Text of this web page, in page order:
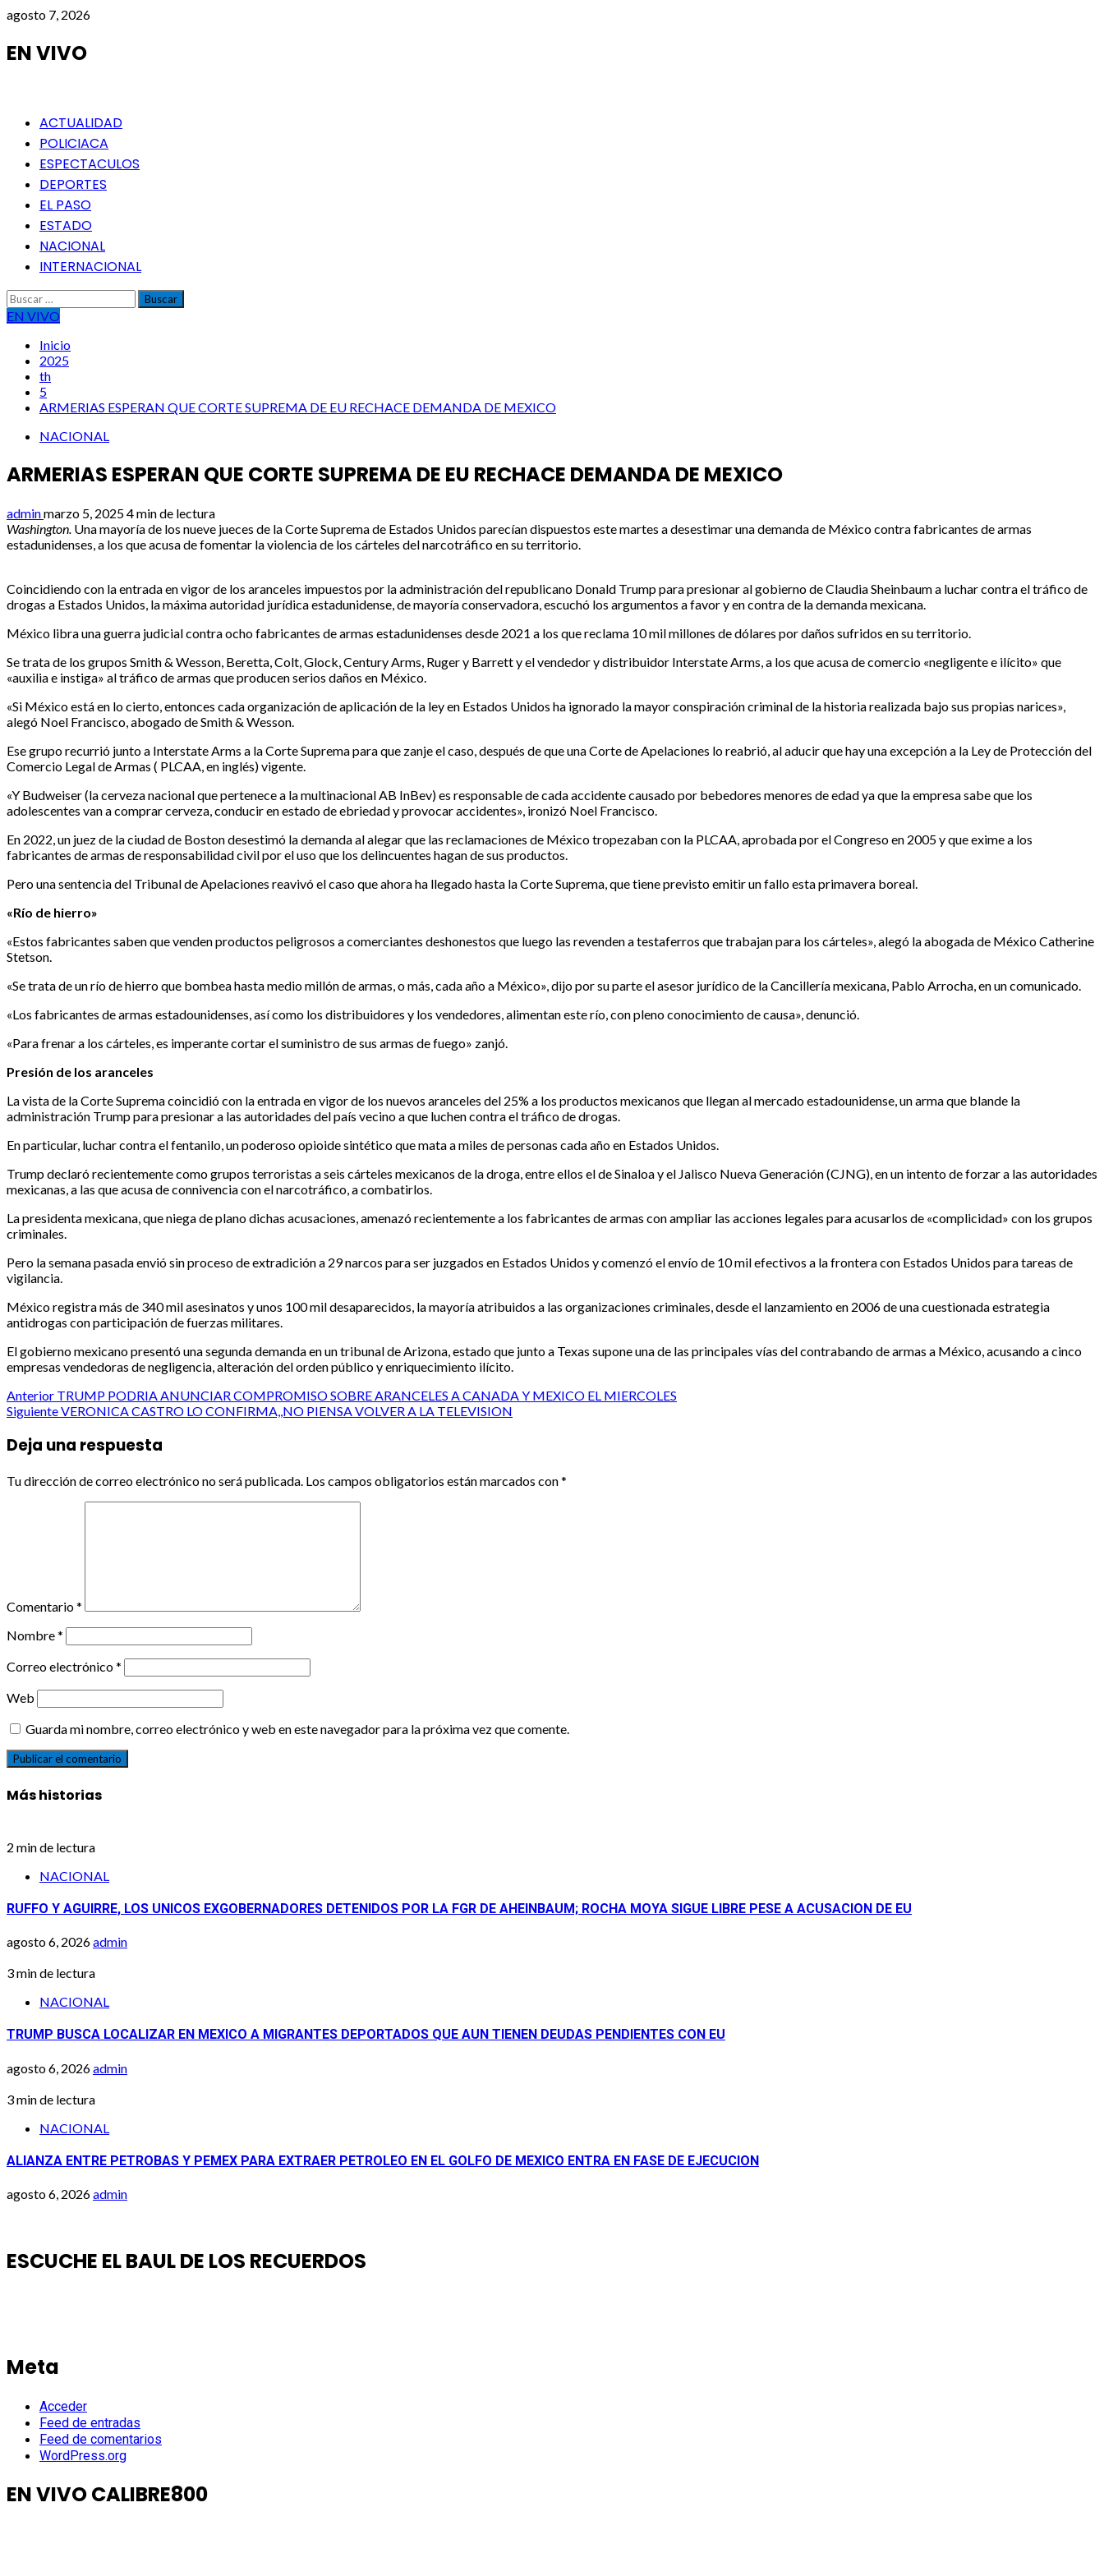
Saltar
contenido
agosto 7, 2026
EN VIVO
Menú
principal
ACTUALIDAD
POLICIACA
ESPECTACULOS
DEPORTES
EL PASO
ESTADO
NACIONAL
INTERNACIONAL
Buscar:
EN VIVO
Inicio
2025
th
5
ARMERIAS ESPERAN QUE CORTE SUPREMA DE EU RECHACE DEMANDA DE MEXICO
NACIONAL
ARMERIAS ESPERAN QUE CORTE SUPREMA DE EU RECHACE DEMANDA DE MEXICO
adminmarzo 5, 20254 min de lectura
Washington. Una mayoría de los nueve jueces de la Corte Suprema de Estados Unidos parecían dispuestos este martes a desestimar una demanda de México contra fabricantes de armas
estadunidenses, a los que acusa de fomentar la violencia de los cárteles del narcotráfico en su territorio.
Coincidiendo con la entrada en vigor de los aranceles impuestos por la administración del republicano Donald Trump para presionar al gobierno de Claudia Sheinbaum a luchar contra el tráfico de
drogas a Estados Unidos, la máxima autoridad jurídica estadunidense, de mayoría conservadora, escuchó los argumentos a favor y en contra de la demanda mexicana.
México libra una guerra judicial contra ocho fabricantes de armas estadunidenses desde 2021 a los que reclama 10 mil millones de dólares por daños sufridos en su territorio.
Se trata de los grupos Smith & Wesson, Beretta, Colt, Glock, Century Arms, Ruger y Barrett y el vendedor y distribuidor Interstate Arms, a los que acusa de comercio «negligente e ilícito» que
«auxilia e instiga» al tráfico de armas que producen serios daños en México.
«Si México está en lo cierto, entonces cada organización de aplicación de la ley en Estados Unidos ha ignorado la mayor conspiración criminal de la historia realizada bajo sus propias narices»,
alegó Noel Francisco, abogado de Smith & Wesson.
Ese grupo recurrió junto a Interstate Arms a la Corte Suprema para que zanje el caso, después de que una Corte de Apelaciones lo reabrió, al aducir que hay una excepción a la Ley de Protección del
Comercio Legal de Armas ( PLCAA, en inglés) vigente.
«Y Budweiser (la cerveza nacional que pertenece a la multinacional AB InBev) es responsable de cada accidente causado por bebedores menores de edad ya que la empresa sabe que los
adolescentes van a comprar cerveza, conducir en estado de ebriedad y provocar accidentes», ironizó Noel Francisco.
En 2022, un juez de la ciudad de Boston desestimó la demanda al alegar que las reclamaciones de México tropezaban con la PLCAA, aprobada por el Congreso en 2005 y que exime a los
fabricantes de armas de responsabilidad civil por el uso que los delincuentes hagan de sus productos.
Pero una sentencia del Tribunal de Apelaciones reavivó el caso que ahora ha llegado hasta la Corte Suprema, que tiene previsto emitir un fallo esta primavera boreal.
«Río de hierro»
«Estos fabricantes saben que venden productos peligrosos a comerciantes deshonestos que luego las revenden a testaferros que trabajan para los cárteles», alegó la abogada de México Catherine
Stetson.
«Se trata de un río de hierro que bombea hasta medio millón de armas, o más, cada año a México», dijo por su parte el asesor jurídico de la Cancillería mexicana, Pablo Arrocha, en un comunicado.
«Los fabricantes de armas estadounidenses, así como los distribuidores y los vendedores, alimentan este río, con pleno conocimiento de causa», denunció.
«Para frenar a los cárteles, es imperante cortar el suministro de sus armas de fuego» zanjó.
Presión de los aranceles
La vista de la Corte Suprema coincidió con la entrada en vigor de los nuevos aranceles del 25% a los productos mexicanos que llegan al mercado estadounidense, un arma que blande la
administración Trump para presionar a las autoridades del país vecino a que luchen contra el tráfico de drogas.
En particular, luchar contra el fentanilo, un poderoso opioide sintético que mata a miles de personas cada año en Estados Unidos.
Trump declaró recientemente como grupos terroristas a seis cárteles mexicanos de la droga, entre ellos el de Sinaloa y el Jalisco Nueva Generación (CJNG), en un intento de forzar a las autoridades
mexicanas, a las que acusa de connivencia con el narcotráfico, a combatirlos.
La presidenta mexicana, que niega de plano dichas acusaciones, amenazó recientemente a los fabricantes de armas con ampliar las acciones legales para acusarlos de «complicidad» con los grupos
criminales.
Pero la semana pasada envió sin proceso de extradición a 29 narcos para ser juzgados en Estados Unidos y comenzó el envío de 10 mil efectivos a la frontera con Estados Unidos para tareas de
vigilancia.
México registra más de 340 mil asesinatos y unos 100 mil desaparecidos, la mayoría atribuidos a las organizaciones criminales, desde el lanzamiento en 2006 de una cuestionada estrategia
antidrogas con participación de fuerzas militares.
El gobierno mexicano presentó una segunda demanda en un tribunal de Arizona, estado que junto a Texas supone una de las principales vías del contrabando de armas a México, acusando a cinco
empresas vendedoras de negligencia, alteración del orden público y enriquecimiento ilícito.
Post
Anterior TRUMP PODRIA ANUNCIAR COMPROMISO SOBRE ARANCELES A CANADA Y MEXICO EL MIERCOLES
SiguienteVERONICA CASTRO LO CONFIRMA,,NO PIENSA VOLVER A LA TELEVISION
Deja una respuesta
Tu dirección de correo electrónico no será publicada. Los campos obligatorios están marcados con*
Comentario*
Nombre*
Correo electrónico*
Web
Guarda mi nombre, correo electrónico y web en este navegador para la próxima vez que comente.
Más historias
2 min de lectura
NACIONAL
RUFFO Y AGUIRRE, LOS UNICOS EXGOBERNADORES DETENIDOS POR LA FGR DE AHEINBAUM; ROCHA MOYA SIGUE LIBRE PESE A ACUSACION DE EU
agosto 6, 2026admin
3 min de lectura
NACIONAL
TRUMP BUSCA LOCALIZAR EN MEXICO A MIGRANTES DEPORTADOS QUE AUN TIENEN DEUDAS PENDIENTES CON EU
agosto 6, 2026admin
3 min de lectura
NACIONAL
ALIANZA ENTRE PETROBAS Y PEMEX PARA EXTRAER PETROLEO EN EL GOLFO DE MEXICO ENTRA EN FASE DE EJECUCION
agosto 6, 2026admin
ESCUCHE EL BAUL DE LOS RECUERDOS
Meta
Acceder
Feed de entradas
Feed de comentarios
WordPress.org
EN VIVO CALIBRE800